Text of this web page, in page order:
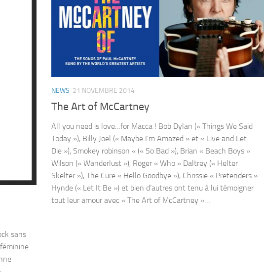
sans
NEWS 21 NOVEMBRE 2014
The Art of McCartney
All you need is love…for Macca ! Bob Dylan (« Things We Said
Today »), Billy Joel (« Maybe I’m Amazed » et « Live and Let
Die »), Smokey robinson « (« So Bad »), Brian « Beach Boys »
Wilson (« Wanderlust »), Roger « Who » Daltrey (« Helter
Skelter »), The Cure « Hello Goodbye »), Chrissie « Pretenders »
Hynde (« Let It Be ») et bien d’autres ont tenu à lui témoigner
tout leur amour avec « The Art of McCartney »…